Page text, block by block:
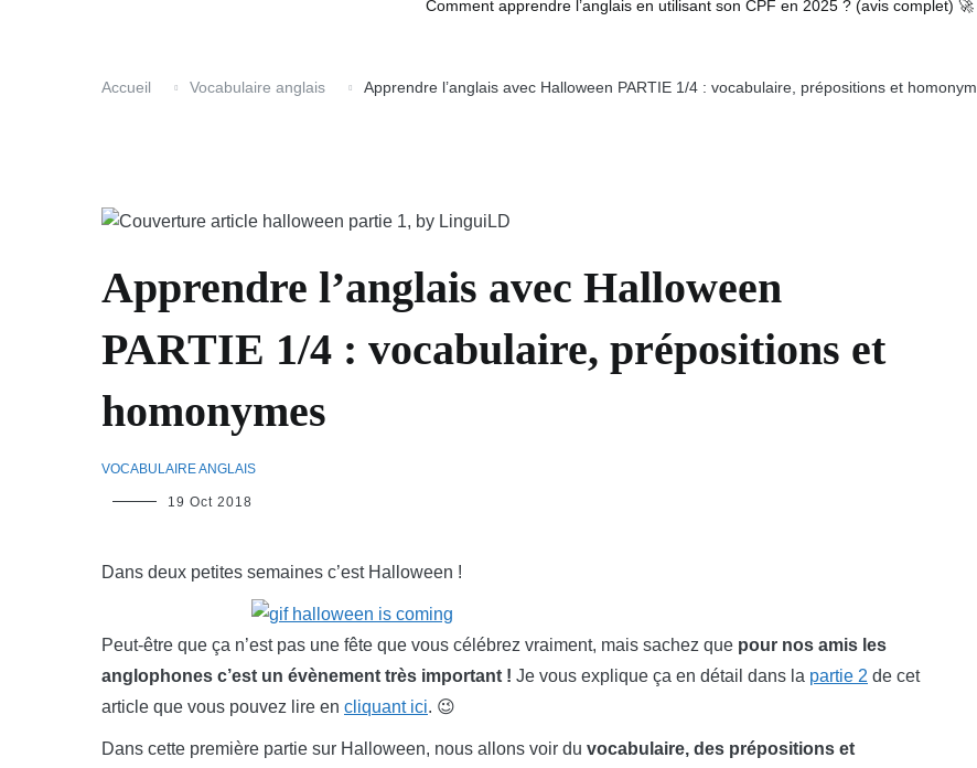
Comment apprendre l’anglais en utilisant son CPF en 2025 ? (avis complet) 🚀
Accueil Vocabulaire anglais Apprendre l’anglais avec Halloween PARTIE 1/4 : vocabulaire, prépositions et
Apprendre l’anglais avec Halloween
PARTIE 1/4 : vocabulaire, prépositions et
homonymes
VOCABULAIRE ANGLAIS
LinguiLD 19 Oct 2018
Dans deux petites semaines c’est Halloween !
Peut-être que ça n’est pas une fête que vous célébrez vraiment, mais sachez que pour nos amis les
anglophones c’est un évènement très important ! Je vous explique ça en détail dans la partie 2 de cet
article que vous pouvez lire en cliquant ici. 😉
Dans cette première partie sur Halloween, nous allons voir du vocabulaire, des prépositions et